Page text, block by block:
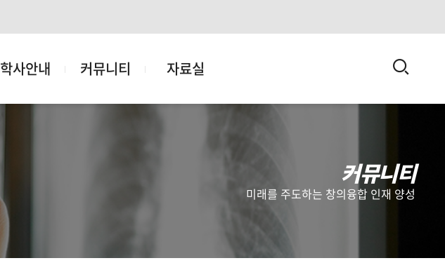
학사안내 커뮤니티 자료실 검
커뮤니티
미래를 주도하는 창의융합 인재 양성